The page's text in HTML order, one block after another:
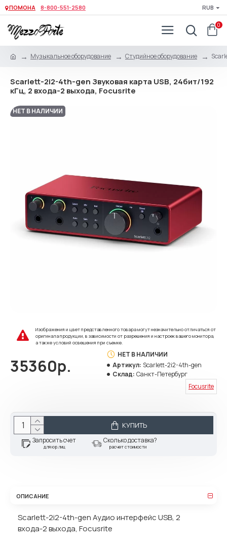
ПОМОНА 8-800-551-2580 RUB
0
Музыкальное оборудование Студийное оборудование
Scarlett-2i2-4th-gen Звуковая карта USB, 24бит/192
кГц, 2 входа-2 выхода, Focusrite
НЕТ В НАЛИЧИИ
Изображения и цвет представленного товара могут незначительно отличаться от
оригинала продукции, в зависимости от разрешения и настроек вашего монитора,
а также условий освещения при съемке.
35360р.
НЕТ В НАЛИЧИИ
Артикул: Scarlett-2i2-4th-gen
Склад: Санкт-Петербург
Focusrite
КУПИТЬ
Запросить счет
для юр.лиц
Сколько доставка?
расчет стоимости
ОПИСАНИЕ
Scarlett-2i2-4th-gen Аудио интерфейс USB, 2
входа-2 выхода, Focusrite